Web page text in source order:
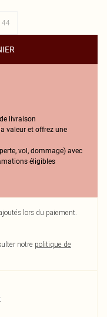
44
livraison
valeur et offrez une
vol, dommage) avec
éligibles
lors du paiement.
notre politique de